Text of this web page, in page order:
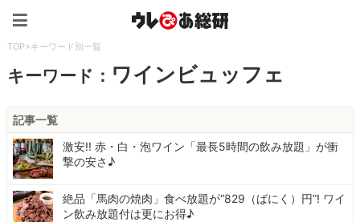
TOP>キーワード別一覧
キーワード： ワインビュッフェ
記事一覧
激安!! 赤・白・泡ワイン「最長5時間の飲み放題」が衝
撃の安さ♪
絶品「馬肉の焼肉」食べ放題が“829（ばにく）円”! ワイ
ン飲み放題付は更にお得♪